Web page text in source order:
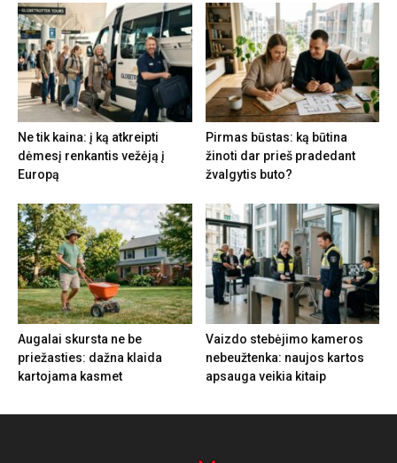
Ne tik kaina: į ką atkreipti
dėmesį renkantis vežėją į
Europą
Pirmas būstas: ką būtina
žinoti dar prieš pradedant
žvalgytis buto?
Augalai skursta ne be
priežasties: dažna klaida
kartojama kasmet
Vaizdo stebėjimo kameros
nebeužtenka: naujos kartos
apsauga veikia kitaip